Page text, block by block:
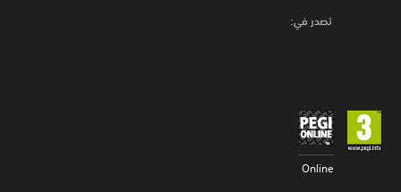
‏تصدر في: ‏
Online